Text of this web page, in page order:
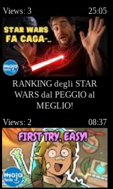
RANKING degli STAR
WARS dal PEGGIO al
MEGLIO!
25:05
Views: 3
08:37
Views: 2